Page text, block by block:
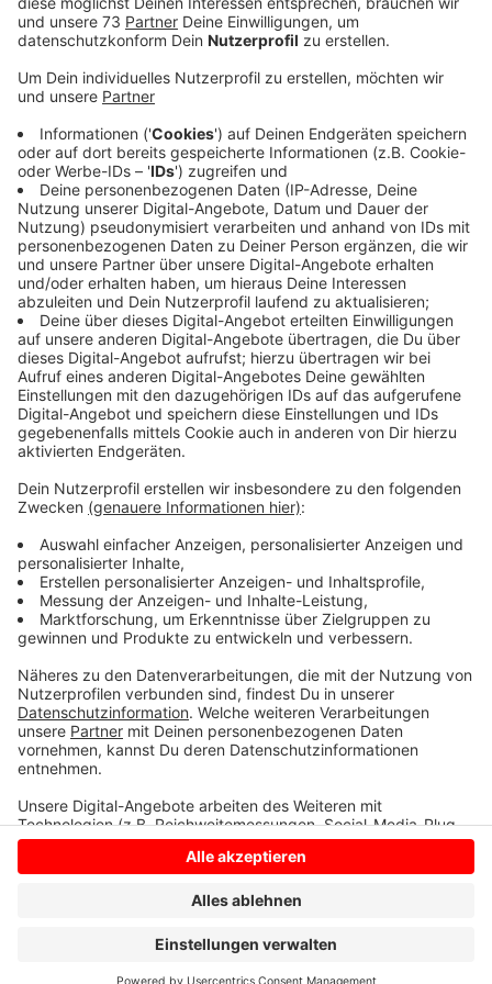
Details zur Brücke
Anzeige
Die Ahauser Schlossinsel soll künftig durch eine 30
Meter lange Verbindungsbrücke mit
dem Schlossgarten hinter dem
Barockschloss verbunden werden. Seit Jahren stehen
dafür bereits Mittel im Haushalt der Stadt
Ahaus bereit. Heute Abend beschäftigt sich
der Planungsausschuss mit drei Vorschlägen für die
Brücke. Die Brücke soll analog zur Schlossinsel nachts
nicht frei zugänglich sein, wie es in der
Ausschussvorlage heißt. Ziel ist es, die Schlossinsel
und den Schlossgarten besser miteinander zu
verbinden und die Attraktivität des Areals weiter zu
steigern.
Anzeige